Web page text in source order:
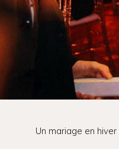
Un mariage en